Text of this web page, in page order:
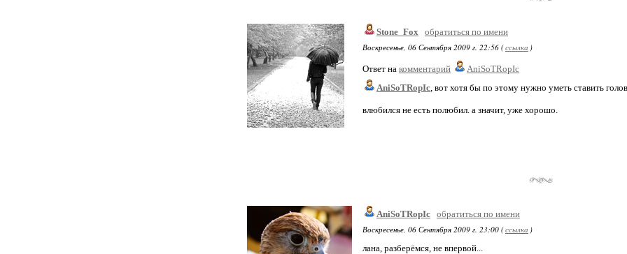
Stone_Fox обратиться по имени
Воскресенье, 06 Сентября 2009 г. 22:56 (ссылка )
Ответ на комментарий
AniSoTRopIc
AniSoTRopIc, вот хотя бы по этому нужно уметь ставить
влюбился не есть полюбил. а значит, уже хорошо.
AniSoTRopIc обратиться по имени
Воскресенье, 06 Сентября 2009 г. 23:00 (ссылка )
лана, разберёмся, не впервой...